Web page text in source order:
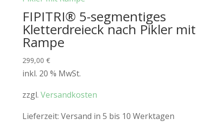
FIPITRI® 5-segmentiges
Kletterdreieck nach Pikler mit
Rampe
299,00 €
inkl. 20 % MwSt.
zzgl. Versandkosten
Lieferzeit: Versand in 5 bis 10 Werktagen